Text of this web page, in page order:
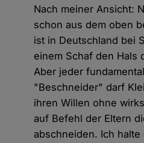
Nach meiner Ansicht:
schon aus dem oben
ist in Deutschland bei
einem Schaf den Hals
Aber jeder
"Beschneider" darf
ihren Willen ohne
auf Befehl der Eltern
abschneiden. Ich halte